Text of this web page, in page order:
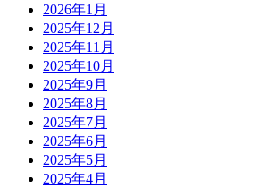
2026年1月
2025年12月
2025年11月
2025年10月
2025年9月
2025年8月
2025年7月
2025年6月
2025年5月
2025年4月